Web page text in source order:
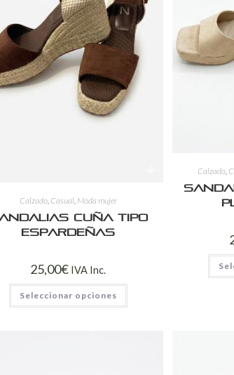
Calzado, Casual, Moda mujer
Cuña Tipo
Espardeñas
25,00€ IVA Inc.
Seleccionar opciones
Calzado